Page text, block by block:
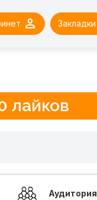
 Закладки
лайков
Аудитория